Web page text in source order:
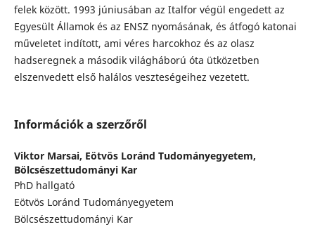
felek között. 1993 júniusában az Italfor végül engedett az
Egyesült Államok és az ENSZ nyomásának, és átfogó katonai
műveletet indított, ami véres harcokhoz és az olasz
hadseregnek a második világháború óta ütközetben
elszenvedett első halálos veszteségeihez vezetett.
Információk a szerzőről
Viktor Marsai, Eötvös Loránd Tudományegyetem,
Bölcsészettudományi Kar
PhD hallgató
Eötvös Loránd Tudományegyetem
Bölcsészettudományi Kar